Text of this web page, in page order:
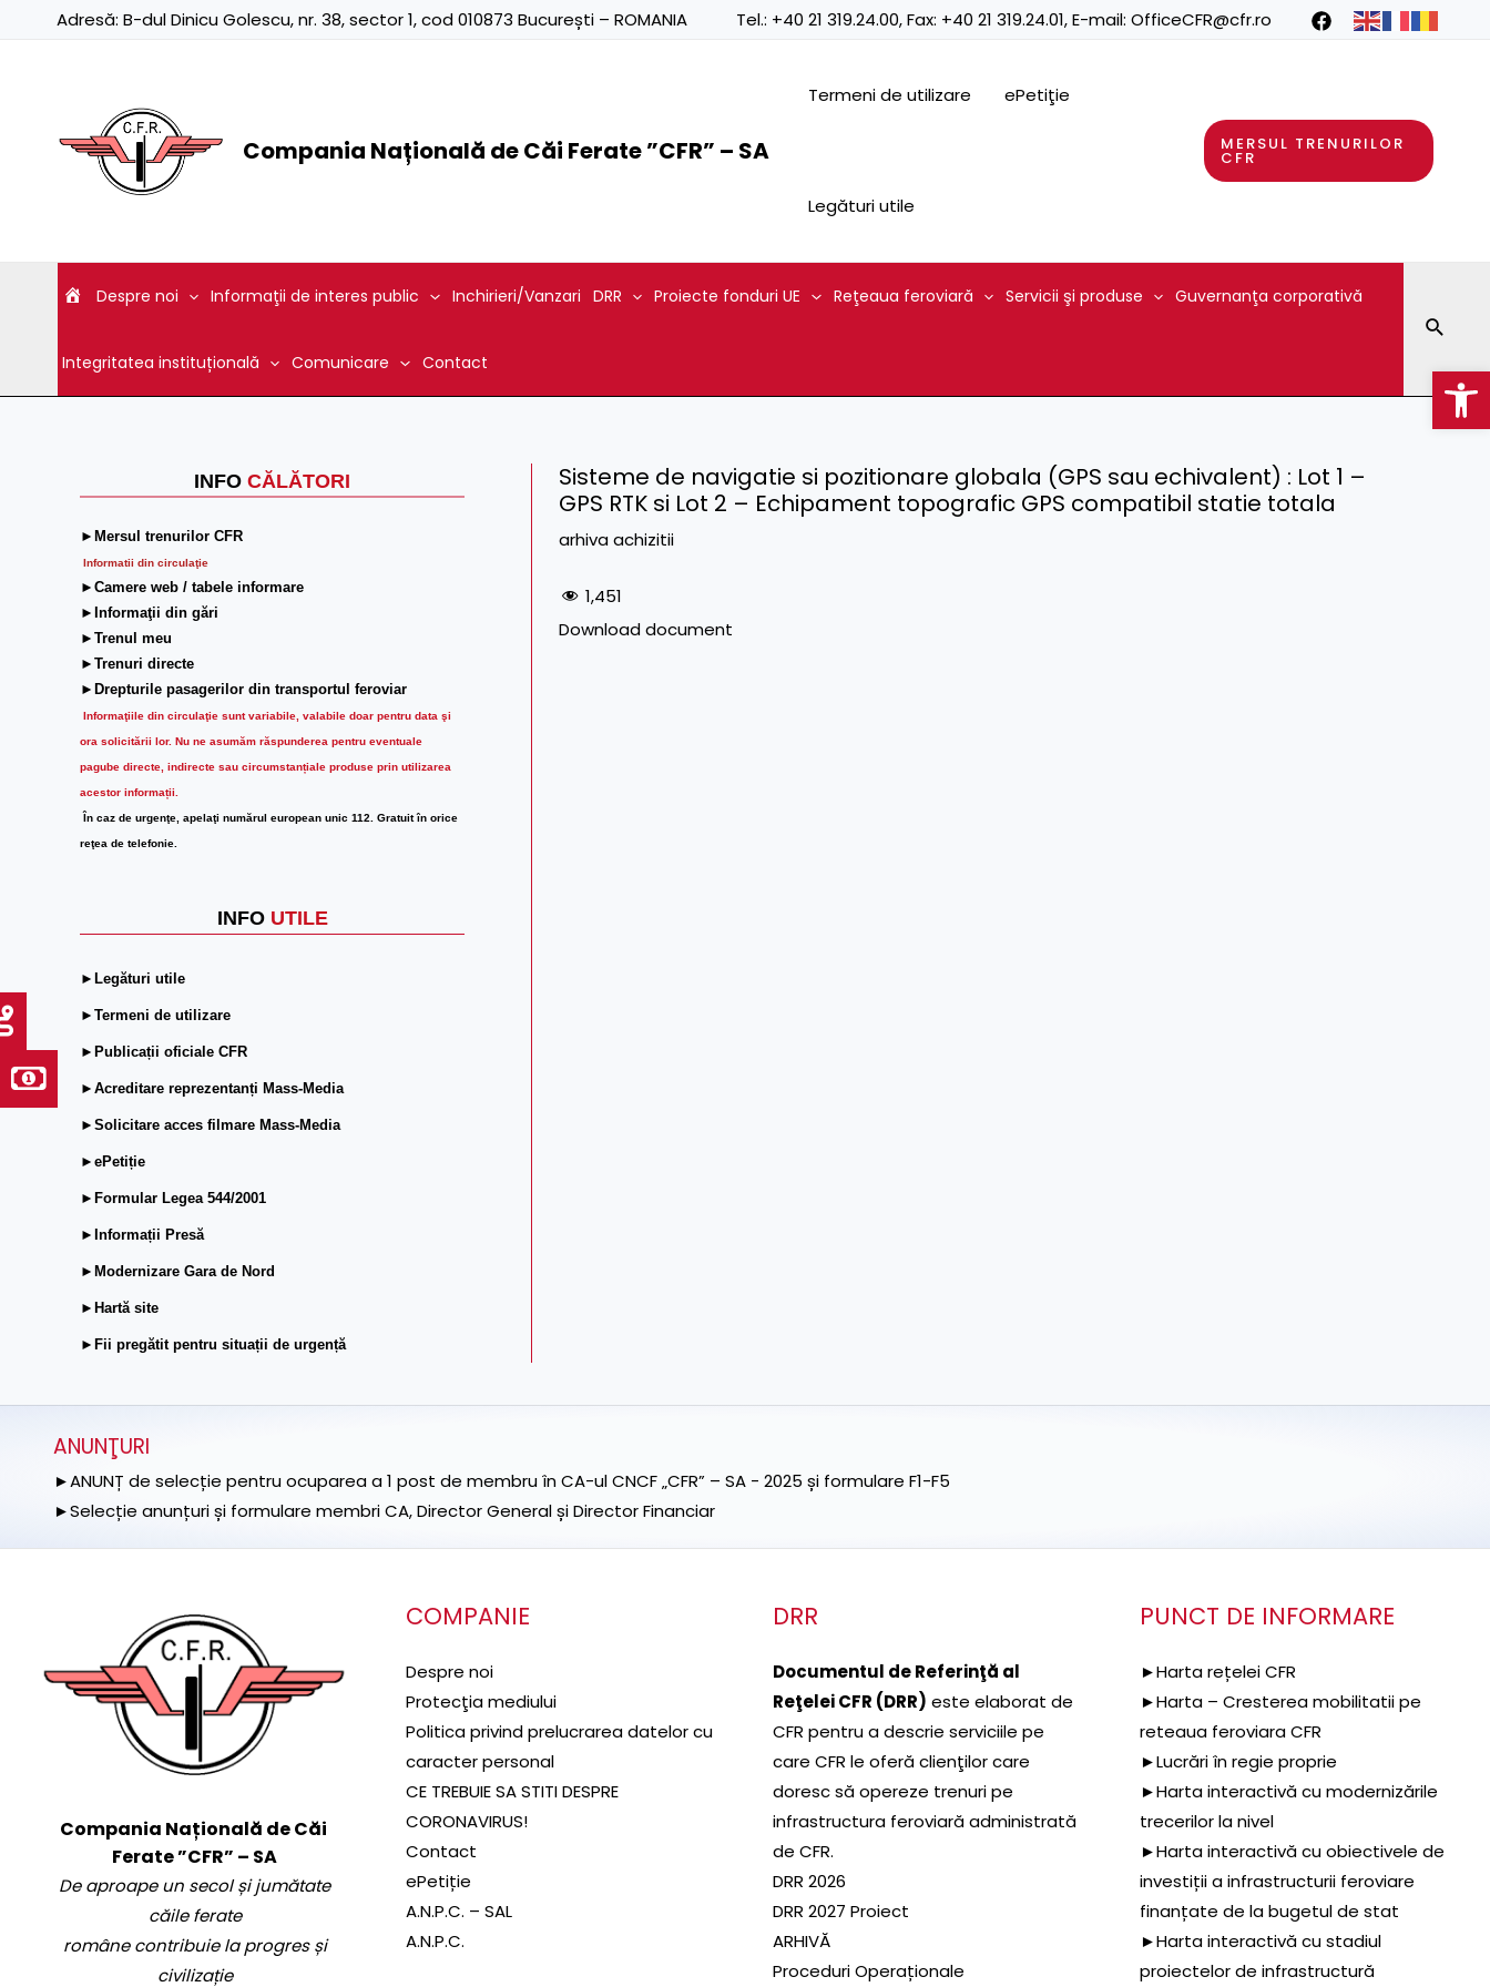
Adresă: B-dul Dinicu Golescu, nr. 38, sector 1, cod 010873 București – ROMANIA Tel.: +40 21 319.24.00, Fax: +40 21 319.24.01, E-mail: OfficeCFR@cfr.ro
Compania Națională de Căi Ferate ”CFR” – SA
Termeni de utilizare ePetiţie
Legături utile
MERSUL TRENURILOR
CFR
Despre noi Informaţii de interes public Inchirieri/Vanzari DRR Proiecte fonduri UE Reţeaua feroviară Servicii şi produse Guvernanţa corporativă
Integritatea instituțională Comunicare Contact
INFO CĂLĂTORI
►Mersul trenurilor CFR
Informatii din circulaţie
►Camere web / tabele informare
►Informaţii din gări
►Trenul meu
►Trenuri directe
►Drepturile pasagerilor din transportul feroviar
Informaţiile din circulaţie sunt variabile, valabile doar pentru data şi
ora solicitării lor. Nu ne asumăm răspunderea pentru eventuale
pagube directe, indirecte sau circumstanțiale produse prin utilizarea
acestor informații.
În caz de urgenţe, apelaţi numărul european unic 112. Gratuit în orice
reţea de telefonie.
INFO UTILE
►Legături utile
►Termeni de utilizare
►Publicații oficiale CFR
►Acreditare reprezentanți Mass-Media
►Solicitare acces filmare Mass-Media
►ePetiție
►Formular Legea 544/2001
►Informații Presă
►Modernizare Gara de Nord
►Hartă site
►Fii pregătit pentru situații de urgență
Sisteme de navigatie si pozitionare globala (GPS sau echivalent) : Lot 1 –
GPS RTK si Lot 2 – Echipament topografic GPS compatibil statie totala
arhiva achizitii
1,451
Download document
ANUNŢURI
►ANUNȚ de selecție pentru ocuparea a 1 post de membru în CA-ul CNCF „CFR” – SA - 2025 și formulare F1-F5
►Selecție anunțuri și formulare membri CA, Director General și Director Financiar
Compania Națională de Căi
Ferate ”CFR” – SA
De aproape un secol și jumătate
căile ferate
române contribuie la progres și
civilizație
COMPANIE
Despre noi
Protecţia mediului
Politica privind prelucrarea datelor cu
caracter personal
CE TREBUIE SA STITI DESPRE
CORONAVIRUS!
Contact
ePetiție
A.N.P.C. – SAL
A.N.P.C.
DRR
Documentul de Referinţă al
Reţelei CFR (DRR) este elaborat de
CFR pentru a descrie serviciile pe
care CFR le oferă clienţilor care
doresc să opereze trenuri pe
infrastructura feroviară administrată
de CFR.
DRR 2026
DRR 2027 Proiect
ARHIVĂ
Proceduri Operaționale
PUNCT DE INFORMARE
►Harta rețelei CFR
►Harta – Cresterea mobilitatii pe
reteaua feroviara CFR
►Lucrări în regie proprie
►Harta interactivă cu modernizările
trecerilor la nivel
►Harta interactivă cu obiectivele de
investiții a infrastructurii feroviare
finanțate de la bugetul de stat
►Harta interactivă cu stadiul
proiectelor de infrastructură